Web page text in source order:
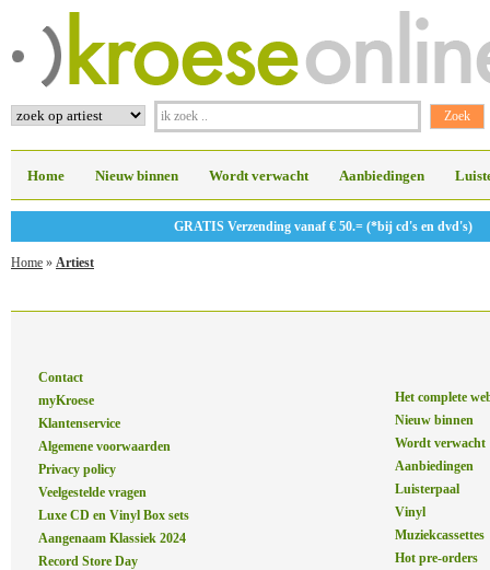
Home Nieuw binnen Wordt verwacht Aanbiedingen
GRATIS Verzending vanaf € 50.= (*bij cd's en dvd's)
Home » Artiest
Contact
myKroese
Klantenservice
Algemene voorwaarden
Privacy policy
Veelgestelde vragen
Luxe CD en Vinyl Box sets
Aangenaam Klassiek 2024
Record Store Day
Het complete
Nieuw binnen
Wordt verwacht
Aanbiedingen
Luisterpaal
Vinyl
Muziekcassettes
Hot pre-orders